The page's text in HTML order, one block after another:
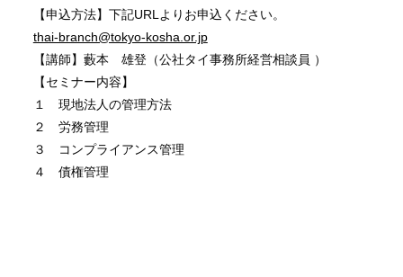
【申込方法】下記URLよりお申込ください。
thai-branch@tokyo-kosha.or.jp
【講師】藪本 雄登（公社タイ事務所経営相談員 ）
【セミナー内容】
１ 現地法人の管理方法
２ 労務管理
３ コンプライアンス管理
４ 債権管理